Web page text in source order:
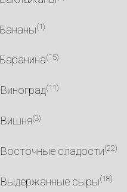
Бананы(1)
Баранина(15)
Виноград(11)
Вишня(3)
Восточные сладости(22)
Выдержанные сыры(18)